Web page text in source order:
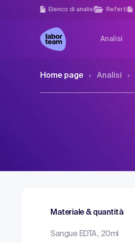
Elenco di analisi Referti
Analisi
Home page Analisi
Materiale & quantità
Sangue EDTA, 20ml